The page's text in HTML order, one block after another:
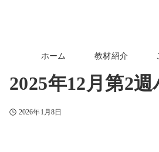
ホーム 教材紹介
2025年12月第2
2026年1月8日